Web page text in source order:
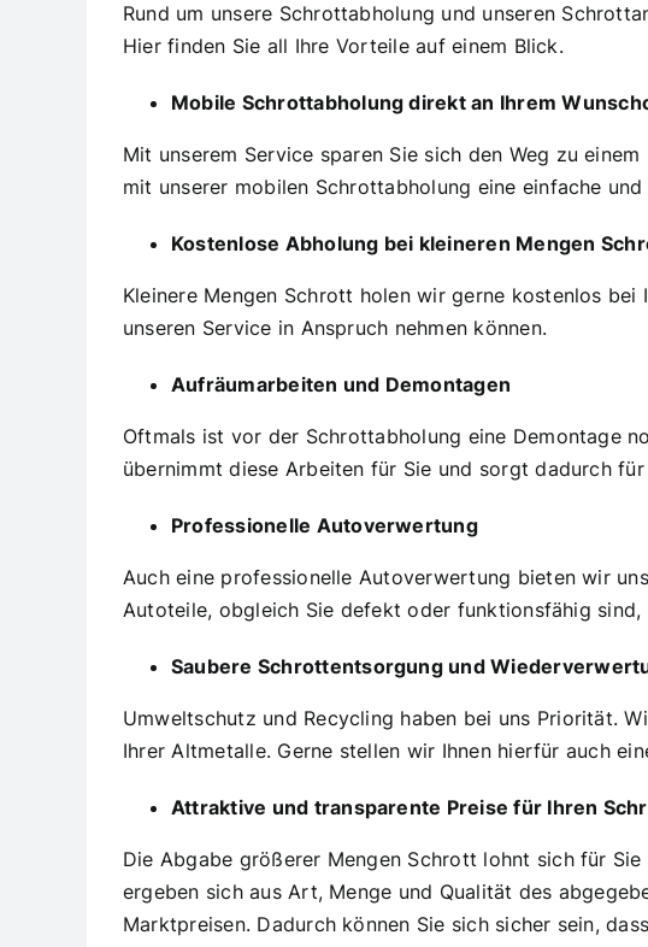
Rund um unsere Schrottabholung und unseren
Hier finden Sie all Ihre Vorteile auf einem Blick.
Mobile Schrottabholung direkt an Ihrem
Mit unserem Service sparen Sie sich den Weg zu
mit unserer mobilen Schrottabholung eine einfache
Kostenlose Abholung bei kleineren Mengen
Kleinere Mengen Schrott holen wir gerne kostenlos
unseren Service in Anspruch nehmen können.
Aufräumarbeiten und Demontagen
Oftmals ist vor der Schrottabholung eine Demontage
übernimmt diese Arbeiten für Sie und sorgt dadurch
Professionelle Autoverwertung
Auch eine professionelle Autoverwertung bieten wir
Autoteile, obgleich Sie defekt oder funktionsfähig sind,
Saubere Schrottentsorgung und
Umweltschutz und Recycling haben bei uns Priorität.
Ihrer Altmetalle. Gerne stellen wir Ihnen hierfür auch
Attraktive und transparente Preise für Ihren
Die Abgabe größerer Mengen Schrott lohnt sich für
ergeben sich aus Art, Menge und Qualität des
Marktpreisen. Dadurch können Sie sich sicher sein,